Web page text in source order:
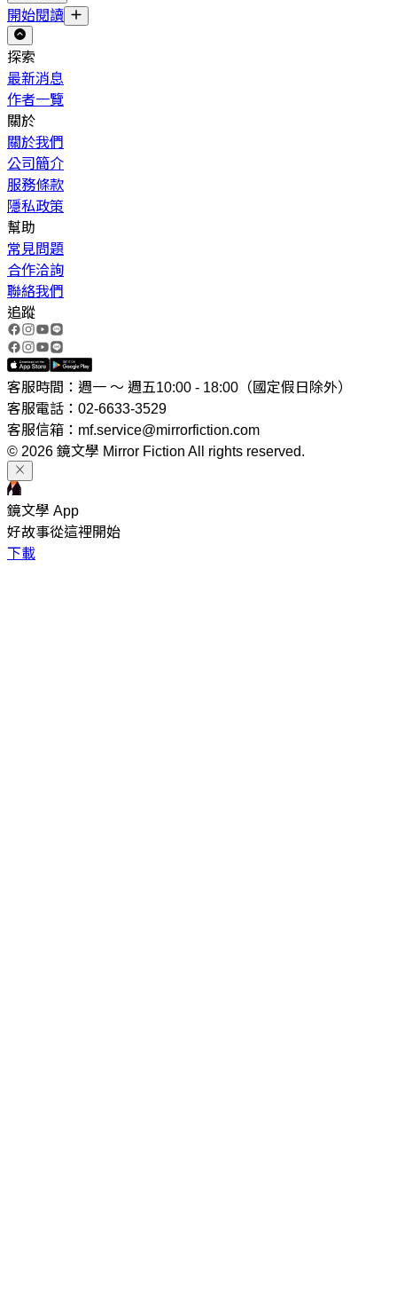
開始閱讀
探索
最新消息
作者一覽
關於
關於我們
公司簡介
服務條款
隱私政策
幫助
常見問題
合作洽詢
聯絡我們
追蹤
客服時間：週一 ～ 週五10:00 - 18:00（國定假日除外）
客服電話：02-6633-3529
客服信箱：mf.service@mirrorfiction.com
© 2026 鏡文學 Mirror Fiction All rights reserved.
鏡文學 App
好故事從這裡開始
下載